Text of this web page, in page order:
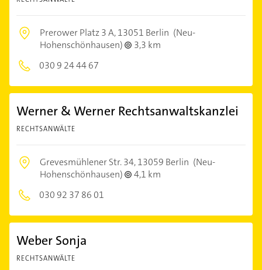
Prerower Platz 3 A,13051 Berlin (Neu-
Hohenschönhausen)
3,3 km
030 9 24 44 67
Werner & Werner Rechtsanwaltskanzlei
RECHTSANWÄLTE
Grevesmühlener Str. 34,13059 Berlin (Neu-
Hohenschönhausen)
4,1 km
030 92 37 86 01
Weber Sonja
RECHTSANWÄLTE